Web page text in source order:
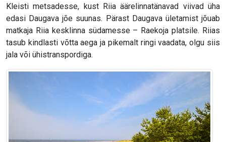
Kleisti metsadesse, kust Riia äärelinnatänavad viivad üha
edasi Daugava jõe suunas. Pärast Daugava ületamist jõuab
matkaja Riia kesklinna südamesse – Raekoja platsile. Riias
tasub kindlasti võtta aega ja pikemalt ringi vaadata, olgu siis
jala või ühistranspordiga.